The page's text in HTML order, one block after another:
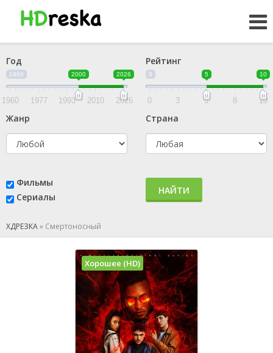
Год
1960 2000 2026
1960 1977 1993 2010 2026
Рейтинг
0 5 10
0 3 5 8 10
Жанр Страна
Фильмы
Сериалы
НАЙТИ
ХДРЕЗКА» Смертоносный
Хорошее (HD)